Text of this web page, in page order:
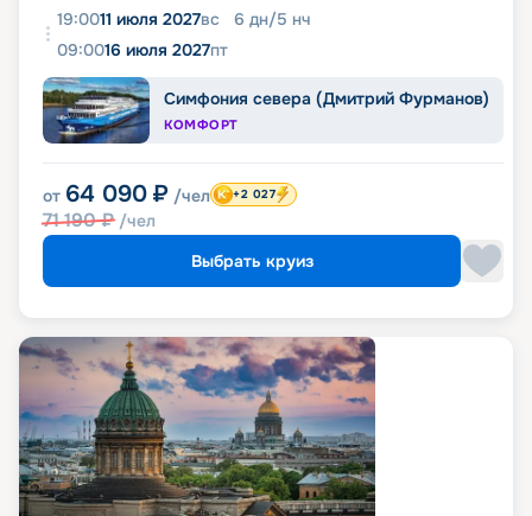
19:0011 июля 2027вс 6 дн/5 нч
09:0016 июля 2027пт
Симфония севера (Дмитрий Фурманов)
КОМФОРТ
от 64 090 ₽ /чел
71 190₽ /чел
+2 027
Выбрать круиз